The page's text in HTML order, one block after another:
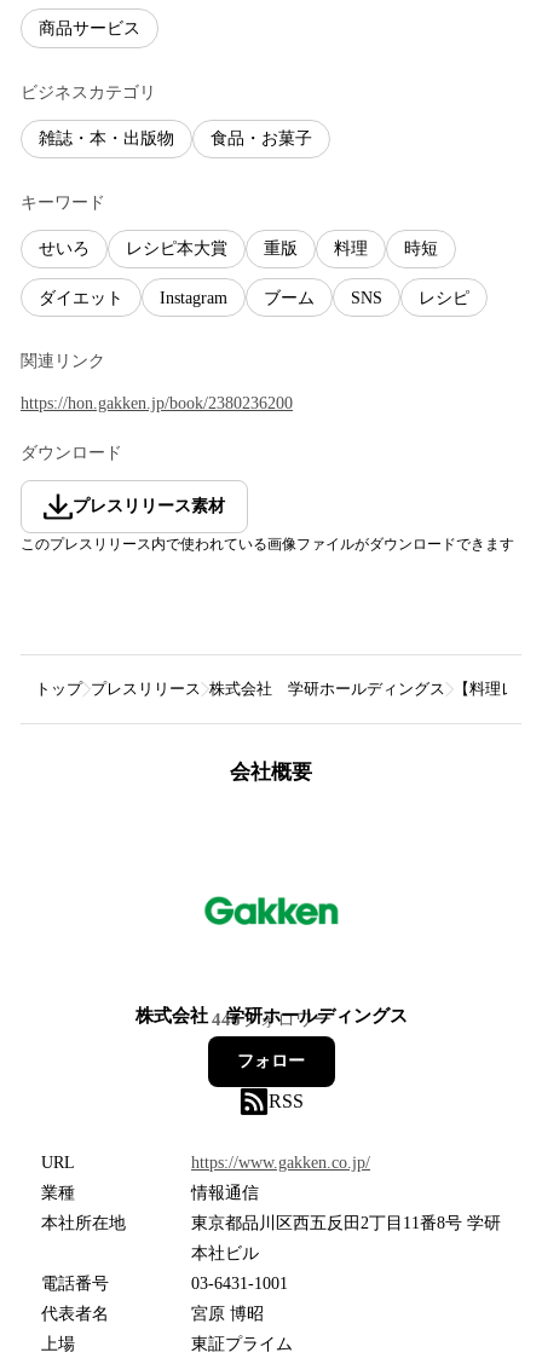
商品サービス
ビジネスカテゴリ
雑誌・本・出版物 食品・お菓子
キーワード
せいろ レシピ本大賞 重版 料理 時短
ダイエット Instagram ブーム SNS レシピ
関連リンク
https://hon.gakken.jp/book/2380236200
ダウンロード
プレスリリース素材
このプレスリリース内で使われている画像ファイルがダウンロードできます
トップ プレスリリース 株式会社 学研ホールディングス 【料理レ
会社概要
株式会社 学研ホールディングス
446フォロワー
フォロー
RSS
URL
https://www.gakken.co.jp/
業種
情報通信
本社所在地
東京都品川区西五反田2丁目11番8号 学研
本社ビル
電話番号
03-6431-1001
代表者名
宮原 博昭
上場
東証プライム